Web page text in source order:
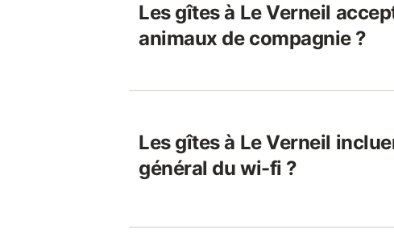
Les gîtes à Le Verneil
animaux de compagnie ?
Les gîtes à Le Verneil
général du wi-fi ?